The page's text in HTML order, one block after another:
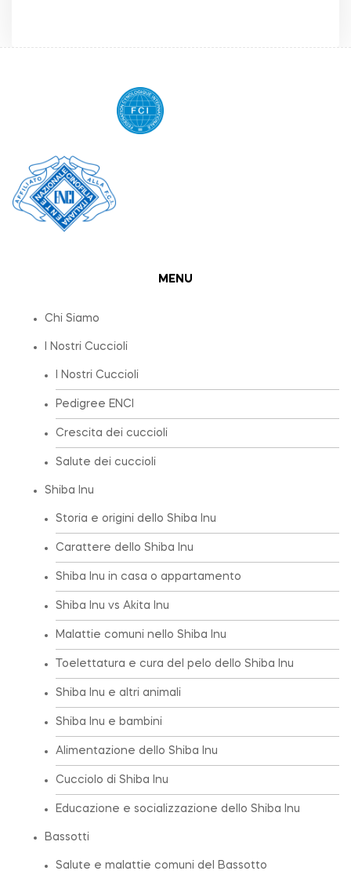
MENU
Chi Siamo
I Nostri Cuccioli
I Nostri Cuccioli
Pedigree ENCI
Crescita dei cuccioli
Salute dei cuccioli
Shiba Inu
Storia e origini dello Shiba Inu
Carattere dello Shiba Inu
Shiba Inu in casa o appartamento
Shiba Inu vs Akita Inu
Malattie comuni nello Shiba Inu
Toelettatura e cura del pelo dello Shiba Inu
Shiba Inu e altri animali
Shiba Inu e bambini
Alimentazione dello Shiba Inu
Cucciolo di Shiba Inu
Educazione e socializzazione dello Shiba Inu
Bassotti
Salute e malattie comuni del Bassotto